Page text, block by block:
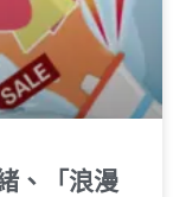
、「浪漫